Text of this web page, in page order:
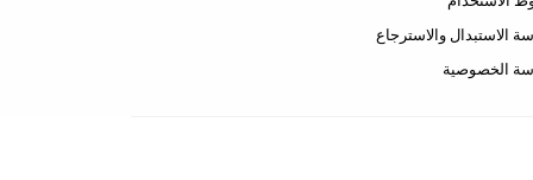
الاستبدال والاسترجاع
الخصوصية